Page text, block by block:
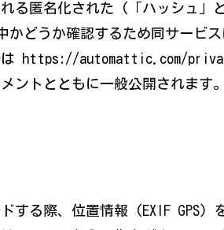
る匿名化された (「ハッシュ」
どうか確認するため同サービ
は https://automattic.com/
ントとともに一般公開されます。
する際、位置情報 (EXIF GPS)